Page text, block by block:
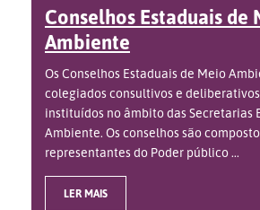
Conselhos Estaduais de
Ambiente
Os Conselhos Estaduais de Meio
colegiados consultivos e
instituídos no âmbito das Secretarias
Ambiente. Os conselhos são
representantes do Poder público ...
LER MAIS